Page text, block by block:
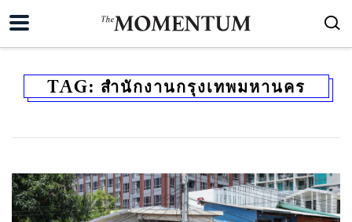
TAG: สำนักงานกรุงเทพมหานคร